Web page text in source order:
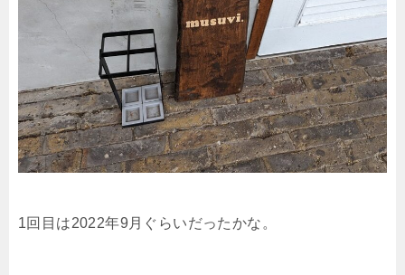
1回目は2022年9月ぐらいだったかな。